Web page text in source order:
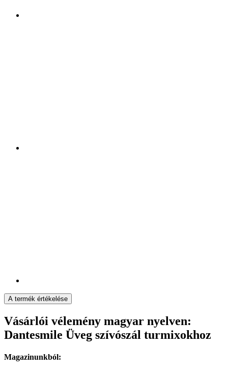
A termék értékelése
Vásárlói vélemény magyar nyelven:
Dantesmile Üveg szívószál turmixokhoz
Magazinunkból: